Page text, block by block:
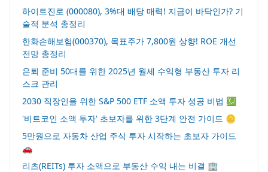
하이트진로 (000080), 3%대 배당 매력! 지금이 바닥인가? 기
술적 분석 총정리
한화손해보험(000370), 목표주가 7,800원 상향! ROE 개선
전망 총정리
은퇴 준비 50대를 위한 2025년 월세 수익형 부동산 투자 리
스크 관리
2030 직장인을 위한 S&P 500 ETF 소액 투자 성공 비법 💹
'비트코인 소액 투자' 초보자를 위한 3단계 안전 가이드 🪙
5만원으로 자동차 산업 주식 투자 시작하는 초보자 가이드
🚗
리츠(REITs) 투자 소액으로 부동산 수익 내는 비결 🏢